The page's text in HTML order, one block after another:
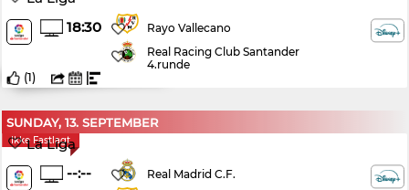
18:30
Rayo Vallecano
Real Racing Club Santander
4.runde
(1)
SUNDAY, 13. SEPTEMBER
Ikke Fastlagt
La Liga
--:--
Real Madrid C.F.